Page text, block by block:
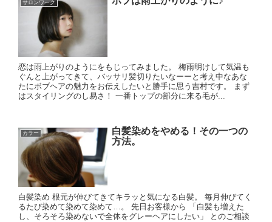
サロンワーク
恋は雨上がりのようにをもじってみました。 梅雨明けして気温も
ぐんと上がってきて、バッサリ髪切りたいなーーと考え中なあな
たにボブヘアの魅力をお伝えしたいと勝手に思う吉村です。 まず
はスタイリングのし易さ！ 一番トップの部分に来る毛が...
カラー
白髪染めをやめる！その一つの
方法。
白髪染め 根元が伸びてきてキラッと気になる白髪。 毎月伸びてく
るたび染めて染めて染めて…。 先日お客様から 「白髪も増えた
し、そろそろ染めないで全体をグレーヘアにしたい」 とのご相談